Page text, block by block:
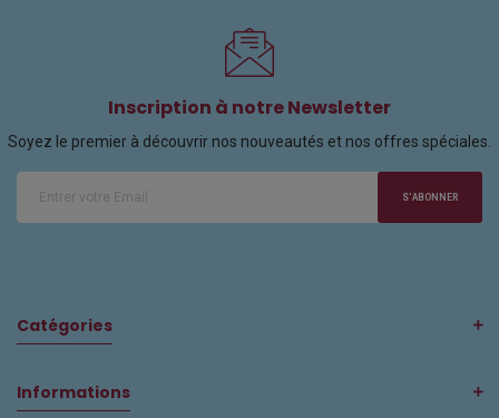
Inscription à notre Newsletter
Soyez le premier à découvrir nos nouveautés et nos offres spéciales.
S'ABONNER
Catégories
Informations